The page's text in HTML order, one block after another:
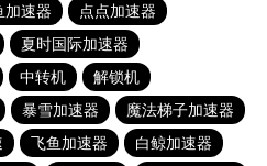
加速器
点点加速器
夏时国际加速器
中转机
解锁机
暴雪加速器
魔法梯子加速器
飞鱼加速器
白鲸加速器